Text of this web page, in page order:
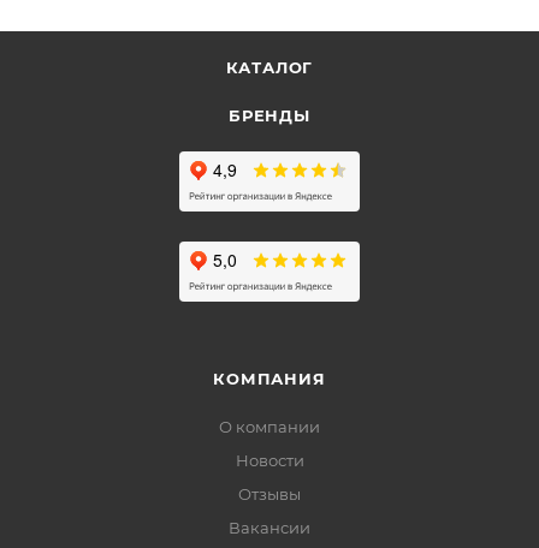
КАТАЛОГ
БРЕНДЫ
КОМПАНИЯ
О компании
Новости
Отзывы
Вакансии